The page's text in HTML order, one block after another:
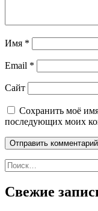
Имя *
Email *
Сайт
Сохранить моё
последующих моих
Найти:
Свежие